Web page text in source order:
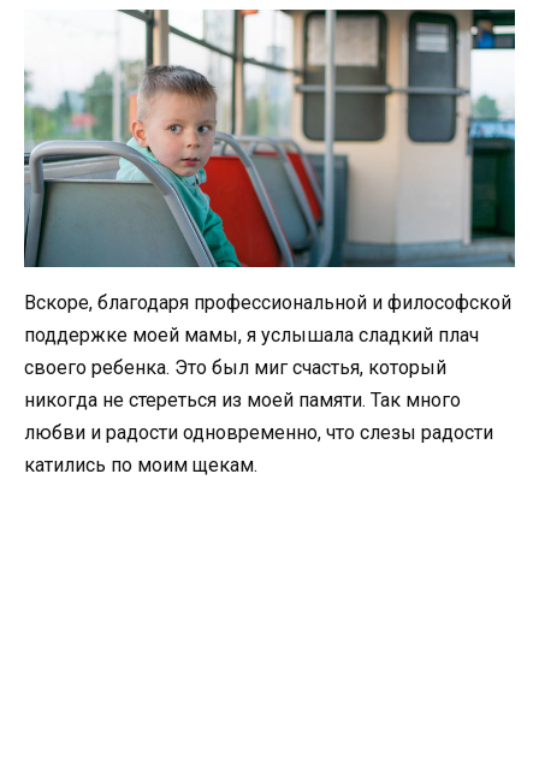
Вскоре, благодаря профессиональной и философской
поддержке моей мамы, я услышала сладкий плач
своего ребенка. Это был миг счастья, который
никогда не стереться из моей памяти. Так много
любви и радости одновременно, что слезы радости
катились по моим щекам.